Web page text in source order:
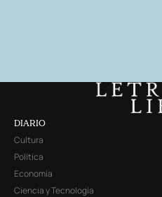
DIARIO
Cultura
Política
Economía
Ciencia y Tecnología